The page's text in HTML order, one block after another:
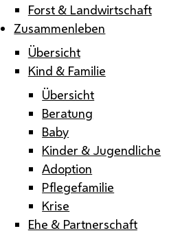
Forst & Landwirtschaft
Zusammenleben
Übersicht
Kind & Familie
Übersicht
Beratung
Baby
Kinder & Jugendliche
Adoption
Pflegefamilie
Krise
Ehe & Partnerschaft